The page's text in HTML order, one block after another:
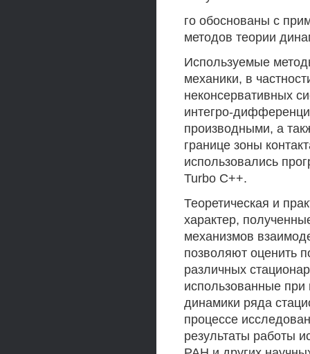
го обоснованы с
методов теории
Используемые
механики, в
неконсервативных
интегро-
производными, а
границе зоны
использовались
Turbo С++.
Теоретическая и
характер,
механизмов
позволяют оценить
различных
использованные
динамики ряда
процессе
результаты работы